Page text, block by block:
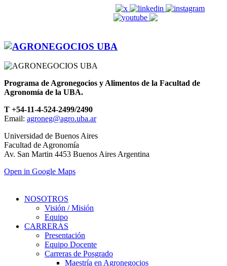
Programa de Agronegocios y Alimentos de la Facultad de
Agronomía de la UBA.
T +54-11-4-524-2499/2490
Email: agroneg@agro.uba.ar
Universidad de Buenos Aires
Facultad de Agronomía
Av. San Martin 4453 Buenos Aires Argentina
Open in Google Maps
NOSOTROS
Visión / Misión
Equipo
CARRERAS
Presentación
Equipo Docente
Carreras de Posgrado
Maestría en Agronegocios